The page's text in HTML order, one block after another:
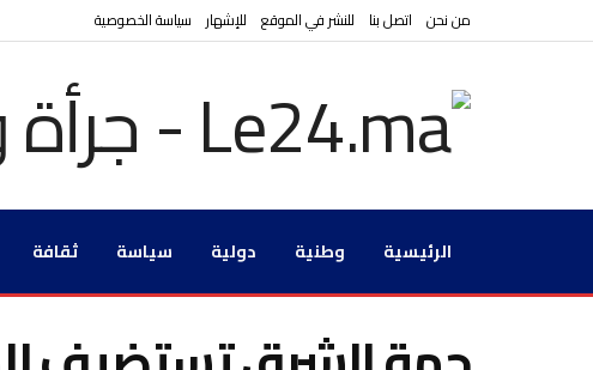
من نحن اتصل بنا للنشر في الموقع للإشهار سياسة الخصوصية
الرئيسية وطنية دولية سياسة ثقافة